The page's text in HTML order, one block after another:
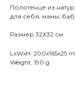
Полотенце из
для себя, мамы,
Размер 32Х32 см.
LxWxH: 200x165x25
Weight: 190 g